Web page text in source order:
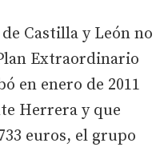
Castilla y León no
Extraordinario
en enero de 2011
Herrera y que
euros, el grupo